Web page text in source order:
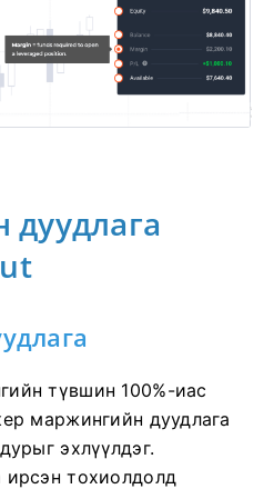
түвшин 100%-иас
маржингийн дуудлага
эхлүүлдэг.
тохиолдолд